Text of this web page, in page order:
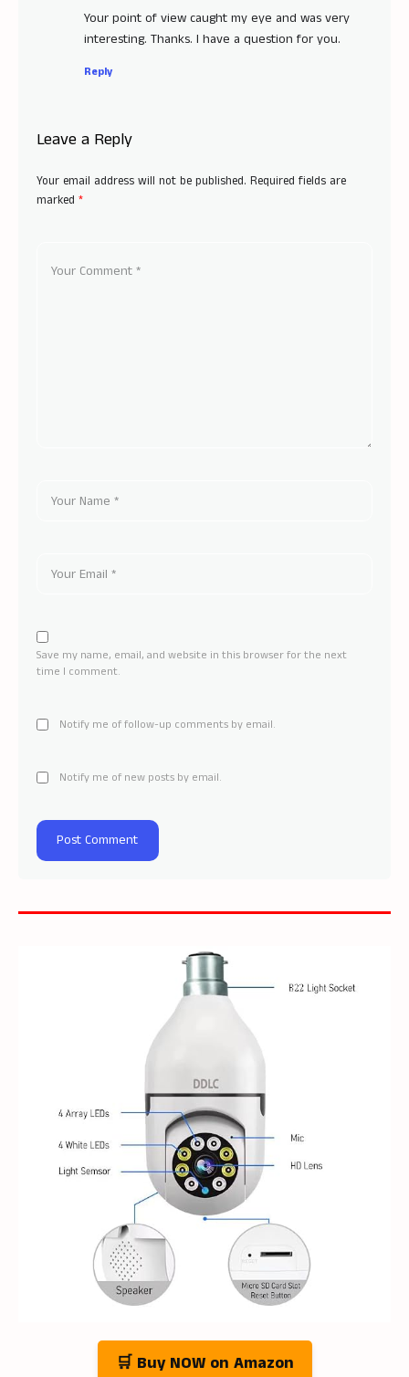
Your point of view caught my eye and was very
interesting. Thanks. I have a question for you.
Reply
Leave a Reply
Your email address will not be published. Required fields are
marked *
Save my name, email, and website in this browser for the next
time I comment.
Notify me of follow-up comments by email.
Notify me of new posts by email.
🛒 Buy NOW on Amazon